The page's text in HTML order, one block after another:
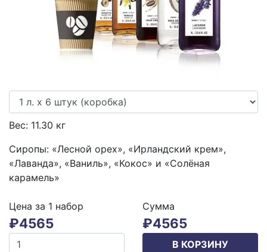
Вес: 11.30 кг
Сиропы: «Лесной орех», «Ирландский крем»,
«Лаванда», «Ваниль», «Кокос» и «Солёная
карамель»
Цена за 1 набор
₽4565
Сумма
₽4565
В КОРЗИНУ